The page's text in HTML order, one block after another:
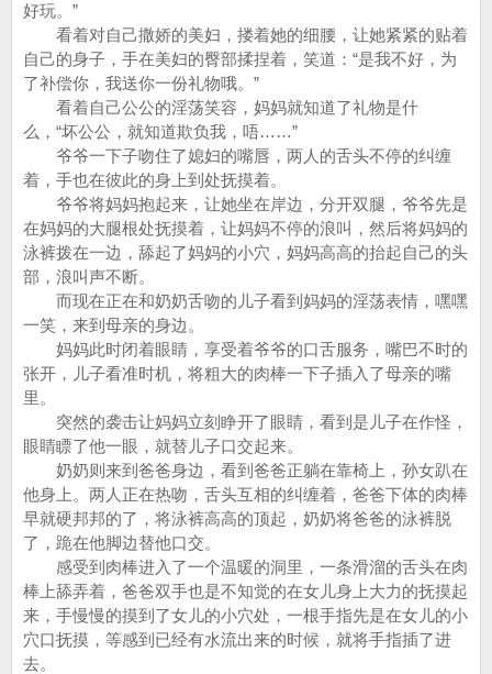
好玩。”
看着对自己撒娇的美妇，搂着她的细腰，让她紧紧的贴着
自己的身子，手在美妇的臀部揉捏着，笑道：“是我不好，为
了补偿你，我送你一份礼物哦。”
看着自己公公的淫荡笑容，妈妈就知道了礼物是什
么，“坏公公，就知道欺负我，唔……”
爷爷一下子吻住了媳妇的嘴唇，两人的舌头不停的纠缠
着，手也在彼此的身上到处抚摸着。
爷爷将妈妈抱起来，让她坐在岸边，分开双腿，爷爷先是
在妈妈的大腿根处抚摸着，让妈妈不停的浪叫，然后将妈妈的
泳裤拨在一边，舔起了妈妈的小穴，妈妈高高的抬起自己的头
部，浪叫声不断。
而现在正在和奶奶舌吻的儿子看到妈妈的淫荡表情，嘿嘿
一笑，来到母亲的身边。
妈妈此时闭着眼睛，享受着爷爷的口舌服务，嘴巴不时的
张开，儿子看准时机，将粗大的肉棒一下子插入了母亲的嘴
里。
突然的袭击让妈妈立刻睁开了眼睛，看到是儿子在作怪，
眼睛瞟了他一眼，就替儿子口交起来。
奶奶则来到爸爸身边，看到爸爸正躺在靠椅上，孙女趴在
他身上。两人正在热吻，舌头互相的纠缠着，爸爸下体的肉棒
早就硬邦邦的了，将泳裤高高的顶起，奶奶将爸爸的泳裤脱
了，跪在他脚边替他口交。
感受到肉棒进入了一个温暖的洞里，一条滑溜的舌头在肉
棒上舔弄着，爸爸双手也是不知觉的在女儿身上大力的抚摸起
来，手慢慢的摸到了女儿的小穴处，一根手指先是在女儿的小
穴口抚摸，等感到已经有水流出来的时候，就将手指插了进
去。